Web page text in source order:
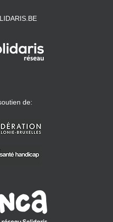
de: